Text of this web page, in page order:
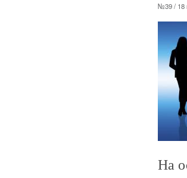
№39 / 18
На